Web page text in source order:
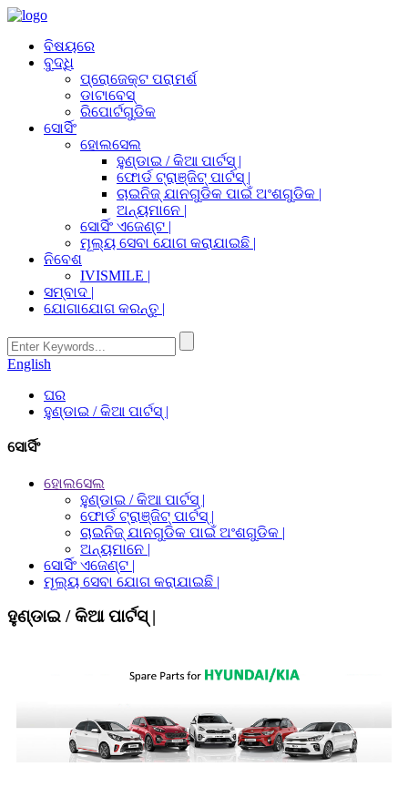
ବିଷୟରେ
ବୁଦ୍ଧି
ପ୍ରୋଜେକ୍ଟ ପରାମର୍ଶ
ଡାଟାବେସ୍
ରିପୋର୍ଟଗୁଡିକ
ସୋର୍ସିଂ
ହୋଲସେଲ
ହୁଣ୍ଡାଇ / କିଆ ପାର୍ଟସ୍ |
ଫୋର୍ଡ ଟ୍ରାଞ୍ଜିଟ୍ ପାର୍ଟସ୍ |
ଚାଇନିଜ୍ ଯାନଗୁଡିକ ପାଇଁ ଅଂଶଗୁଡିକ |
ଅନ୍ୟମାନେ |
ସୋର୍ସିଂ ଏଜେଣ୍ଟ |
ମୂଲ୍ୟ ସେବା ଯୋଗ କରାଯାଇଛି |
ନିବେଶ
IVISMILE |
ସମ୍ବାଦ |
ଯୋଗାଯୋଗ କରନ୍ତୁ |
English
ଘର
ହୁଣ୍ଡାଇ / କିଆ ପାର୍ଟସ୍ |
ସୋର୍ସିଂ
ହୋଲସେଲ
ହୁଣ୍ଡାଇ / କିଆ ପାର୍ଟସ୍ |
ଫୋର୍ଡ ଟ୍ରାଞ୍ଜିଟ୍ ପାର୍ଟସ୍ |
ଚାଇନିଜ୍ ଯାନଗୁଡିକ ପାଇଁ ଅଂଶଗୁଡିକ |
ଅନ୍ୟମାନେ |
ସୋର୍ସିଂ ଏଜେଣ୍ଟ |
ମୂଲ୍ୟ ସେବା ଯୋଗ କରାଯାଇଛି |
ହୁଣ୍ଡାଇ / କିଆ ପାର୍ଟସ୍ |